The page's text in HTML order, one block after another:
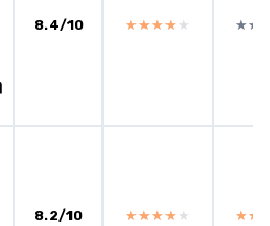
8.4/10 ★★★★★
★★★★★
8.2/10 ★★★★★
★★★★★